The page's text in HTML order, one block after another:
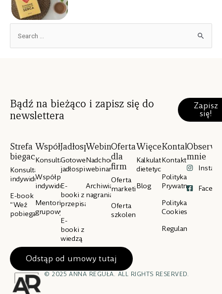
Bądź na bieżąco i zapisz się do
newslettera
Zapisz
się!
Strefa
biegacza
Konsultacje
indywidualne
E-book
“Weź
pobiegaj”
Współpraca
Konsultacje
Współpraca
indywidualna
Mentoring
grupowy
Jadłospisy
Gotowe
jadłospisy
E-
booki z
przepisami
E-
booki z
wiedzą
Webinary
Nadchodzące
webinary
Archiwialne
nagrania
Oferta
dla
firm
Oferta
marketingowa
Oferta
szkoleniowa
Więcej
Kalkulator
dietetyczny
Blog
Kontakt
Kontakt
Polityka
Prywatności
Polityka
Cookies
Regulamin
mnie
Odstąp od umowy tutaj
© 2025 ANNA REGUŁA. ALL RIGHTS RESERVED.